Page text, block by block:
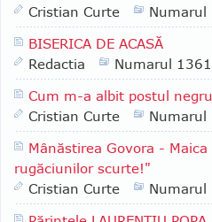
Cristian Curte
Numarul
BISERICA DE ACASĂ
Redactia
Numarul 1361
Cum m-a albit postul negru
Cristian Curte
Numarul
Mânăstirea Govora - Maica
rugăciunilor scurte!"
Cristian Curte
Numarul